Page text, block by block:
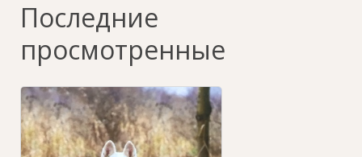
Последние
просмотренные